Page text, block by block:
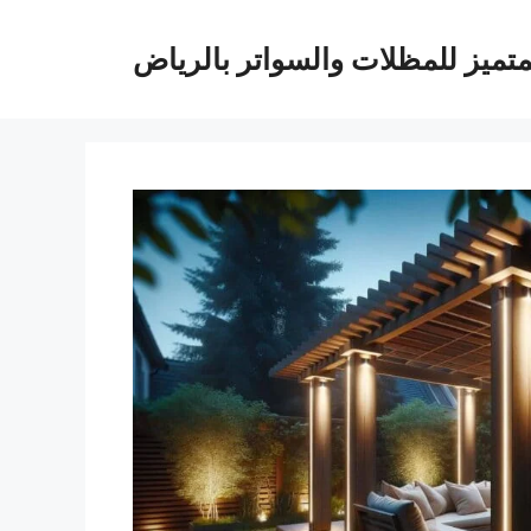
للمظلات والسواتر بالرياض